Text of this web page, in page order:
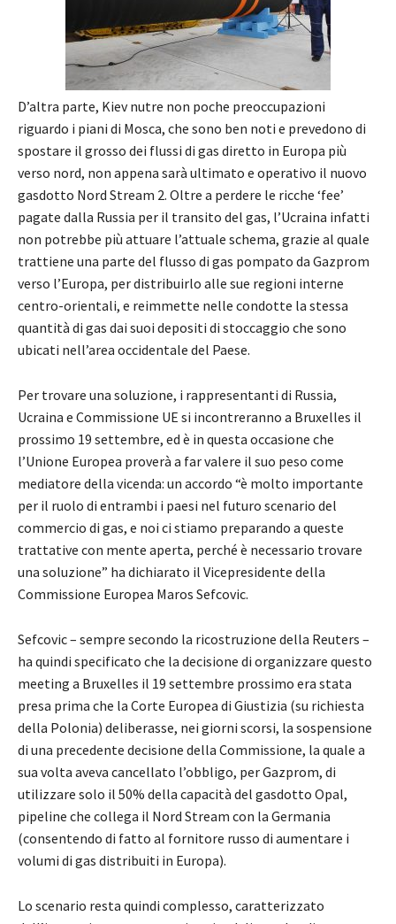
D’altra parte, Kiev nutre non poche preoccupazioni
riguardo i piani di Mosca, che sono ben noti e prevedono di
spostare il grosso dei flussi di gas diretto in Europa più
verso nord, non appena sarà ultimato e operativo il nuovo
gasdotto Nord Stream 2. Oltre a perdere le ricche ‘fee’
pagate dalla Russia per il transito del gas, l’Ucraina infatti
non potrebbe più attuare l’attuale schema, grazie al quale
trattiene una parte del flusso di gas pompato da Gazprom
verso l’Europa, per distribuirlo alle sue regioni interne
centro-orientali, e reimmette nelle condotte la stessa
quantità di gas dai suoi depositi di stoccaggio che sono
ubicati nell’area occidentale del Paese.
Per trovare una soluzione, i rappresentanti di Russia,
Ucraina e Commissione UE si incontreranno a Bruxelles il
prossimo 19 settembre, ed è in questa occasione che
l’Unione Europea proverà a far valere il suo peso come
mediatore della vicenda: un accordo “è molto importante
per il ruolo di entrambi i paesi nel futuro scenario del
commercio di gas, e noi ci stiamo preparando a queste
trattative con mente aperta, perché è necessario trovare
una soluzione” ha dichiarato il Vicepresidente della
Commissione Europea Maros Sefcovic.
Sefcovic – sempre secondo la ricostruzione della Reuters –
ha quindi specificato che la decisione di organizzare questo
meeting a Bruxelles il 19 settembre prossimo era stata
presa prima che la Corte Europea di Giustizia (su richiesta
della Polonia) deliberasse, nei giorni scorsi, la sospensione
di una precedente decisione della Commissione, la quale a
sua volta aveva cancellato l’obbligo, per Gazprom, di
utilizzare solo il 50% della capacità del gasdotto Opal,
pipeline che collega il Nord Stream con la Germania
(consentendo di fatto al fornitore russo di aumentare i
volumi di gas distribuiti in Europa).
Lo scenario resta quindi complesso, caratterizzato